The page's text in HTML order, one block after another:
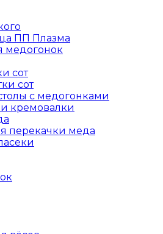
ПП Плазма
медогонок
сот
сот
с медогонками
кремовалки
перекачки меда